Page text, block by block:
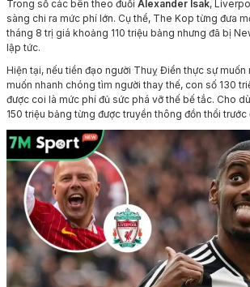
Trong số các bên theo đuổi Alexander Isak,
sàng chi ra mức phí lớn. Cụ thể, The Kop từng đưa
tháng 8 trị giá khoảng 110 triệu bảng nhưng đã bị
lập tức.
Hiện tại, nếu tiền đạo người Thuỵ Điển thực sự
muốn nhanh chóng tìm người thay thế, con số 130
được coi là mức phí đủ sức phá vỡ thế bế tắc. Cho
150 triệu bảng từng được truyền thông đồn thổi trước